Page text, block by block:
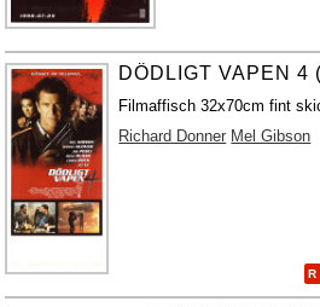
DÖDLIGT VAPEN 4
Filmaffisch 32x70cm fint
Richard Donner Mel Gibson
R